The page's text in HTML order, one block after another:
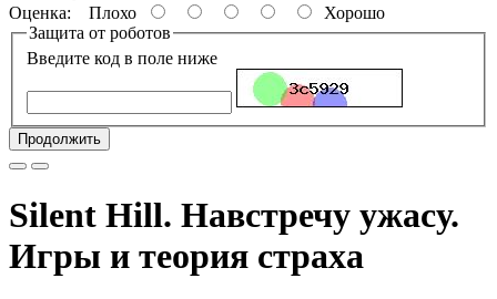
Оценка: Плохо
Хорошо
Защита от роботов
Введите код в поле ниже
Продолжить
Silent Hill. Навстречу ужасу.
Игры и теория страха